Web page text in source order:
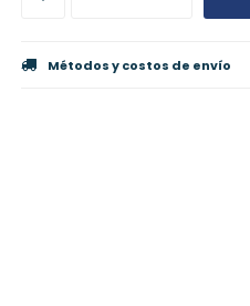
Métodos y costos de envío